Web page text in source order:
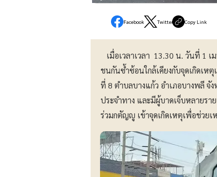
Facebook Twitter Copy Link
เมื่อเวลาเวลา 13.30 น. วันที่ 1
ชนกันซ้ำซ้อนใกล้เคียงกับจุดเกิดเห
ที่ 8 ตำบลบางแก้ว อำเภอบางพลี จั
ประจำทาง และมีผู้บาดเจ็บหลายร
ร่วมกตัญญู เข้าจุดเกิดเหตุเพื่อช่วยเ